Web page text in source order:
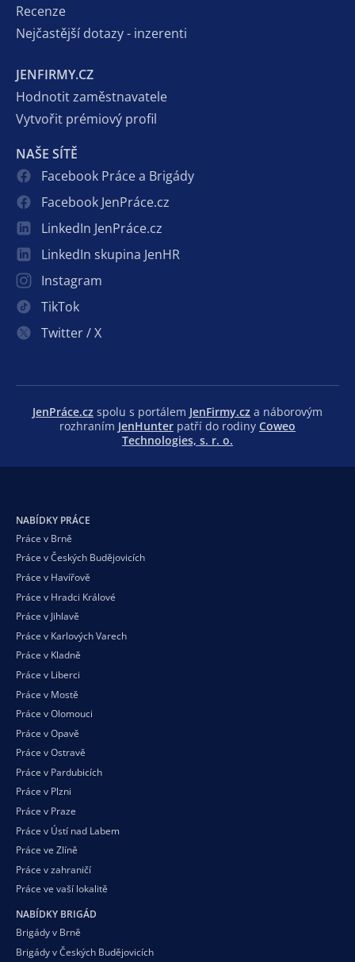
Recenze
Nejčastější dotazy - inzerenti
JENFIRMY.CZ
Hodnotit zaměstnavatele
Vytvořit prémiový profil
NAŠE SÍTĚ
Facebook Práce a Brigády
Facebook JenPráce.cz
LinkedIn JenPráce.cz
LinkedIn skupina JenHR
Instagram
TikTok
Twitter / X
JenPráce.cz spolu s portálem JenFirmy.cz a náborovým
rozhraním JenHunter patří do rodiny Coweo
Technologies, s. r. o.
NABÍDKY PRÁCE
Práce v Brně
Práce v Českých Budějovicích
Práce v Havířově
Práce v Hradci Králové
Práce v Jihlavě
Práce v Karlových Varech
Práce v Kladně
Práce v Liberci
Práce v Mostě
Práce v Olomouci
Práce v Opavě
Práce v Ostravě
Práce v Pardubicích
Práce v Plzni
Práce v Praze
Práce v Ústí nad Labem
Práce ve Zlíně
Práce v zahraničí
Práce ve vaší lokalitě
NABÍDKY BRIGÁD
Brigády v Brně
Brigády v Českých Budějovicích